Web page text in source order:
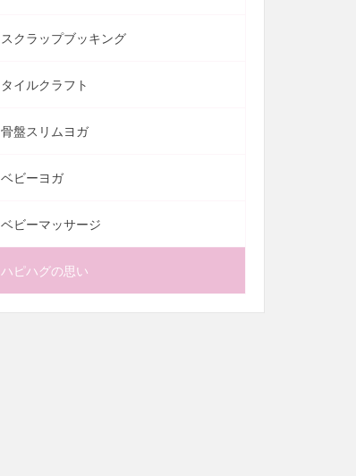
スクラップブッキング
タイルクラフト
骨盤スリムヨガ
ベビーヨガ
ベビーマッサージ
ハピハグの思い